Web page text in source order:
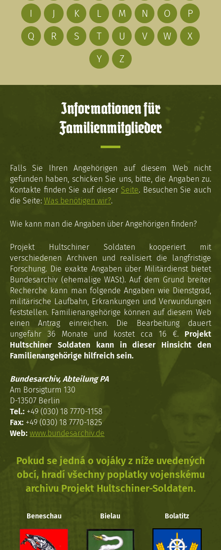
I
J K L M N O
P
Q
R S T U V W
X
Y
Z
Informationen für
Familienmitglieder
Falls Sie Ihren Angehörigen auf diesem Web nicht
gefunden haben, schicken Sie uns, bitte, die Angaben zu.
Kontakte finden Sie auf dieser Seite. Besuchen Sie auch
die Seite: Was benötigen wir?.
Wie kann man die Angaben über Angehörigen finden?
Projekt Hultschiner Soldaten kooperiert mit
verschiedenen Archiven und realisiert die langfristige
Forschung. Die exakte Angaben über Militärdienst bietet
Bundesarchiv (ehemalige WASt). Auf dem Grund breiter
Recherche kann man folgende Angaben wie Dienstgrad,
militärische Laufbahn, Erkrankungen und Verwundungen
feststellen. Familienangehörige können auf diesem Web
einen Antrag einreichen. Die Bearbeitung dauert
ungefähr 36 Monate und kostet cca 16 €. Projekt
Hultschiner Soldaten kann in dieser Hinsicht den
Familienangehörige hilfreich sein.
Bundesarchiv, Abteilung PA
Am Borsigturm 130
D-13507 Berlin
Tel.: +49 (030) 18 7770-1158
Fax: +49 (030) 18 7770-1825
Web: www.bundesarchiv.de
Pokud se jedná o vojáky z níže uvedených
obcí, hradí všechny poplatky vojenskému
archivu Projekt Hultschiner-Soldaten.
Beneschau Bielau Bolatitz